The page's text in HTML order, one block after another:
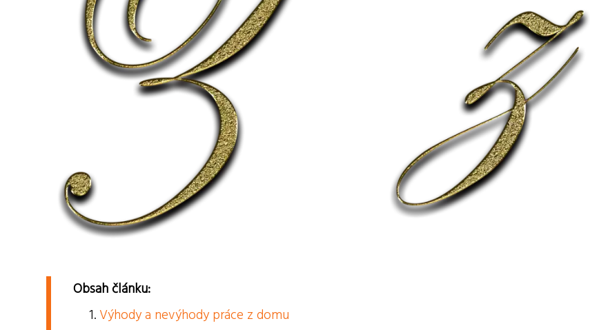
Obsah článku:
Výhody a nevýhody práce z domu